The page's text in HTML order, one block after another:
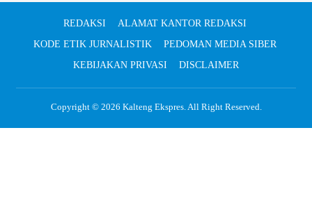
REDAKSI
ALAMAT KANTOR REDAKSI
KODE ETIK JURNALISTIK
PEDOMAN MEDIA SIBER
KEBIJAKAN PRIVASI
DISCLAIMER
Copyright © 2026 Kalteng Ekspres. All Right Reserved.